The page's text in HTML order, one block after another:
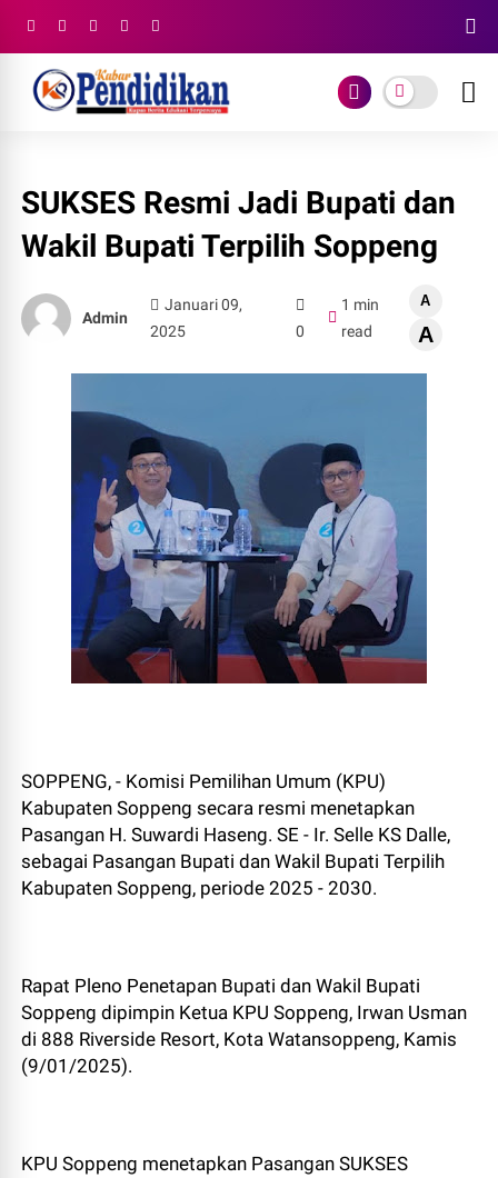
SUKSES Resmi Jadi Bupati dan
Wakil Bupati Terpilih Soppeng
Admin
Januari 09,
2025
0
1 min
read
A
A
SOPPENG, - Komisi Pemilihan Umum (KPU)
Kabupaten Soppeng secara resmi menetapkan
Pasangan H. Suwardi Haseng. SE - Ir. Selle KS Dalle,
sebagai Pasangan Bupati dan Wakil Bupati Terpilih
Kabupaten Soppeng, periode 2025 - 2030.
Rapat Pleno Penetapan Bupati dan Wakil Bupati
Soppeng dipimpin Ketua KPU Soppeng, Irwan Usman
di 888 Riverside Resort, Kota Watansoppeng, Kamis
(9/01/2025).
KPU Soppeng menetapkan Pasangan SUKSES